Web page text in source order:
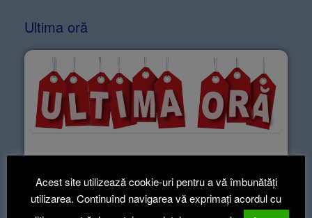
Ultima oră
informează-te ca să știi!
Acest site utilizează cookie-uri pentru a vă îmbunătăți
utilizarea. Continuînd navigarea vă exprimați acordul cu